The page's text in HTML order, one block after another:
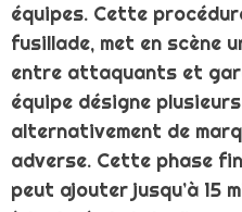
équipes. Cette
fusillade, met en scène
entre attaquants et
équipe désigne
alternativement de
adverse. Cette phase
peut ajouter jusqu’à 15